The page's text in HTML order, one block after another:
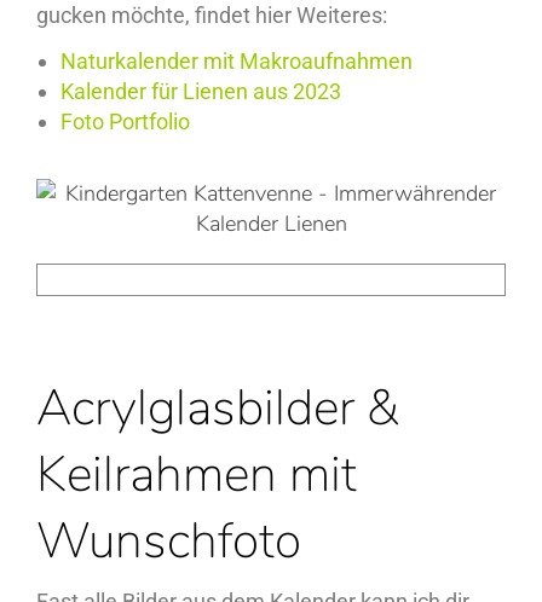
gucken möchte, findet hier Weiteres:
Naturkalender mit Makroaufnahmen
Kalender für Lienen aus 2023
Foto Portfolio
Acrylglasbilder &
Keilrahmen mit
Wunschfoto